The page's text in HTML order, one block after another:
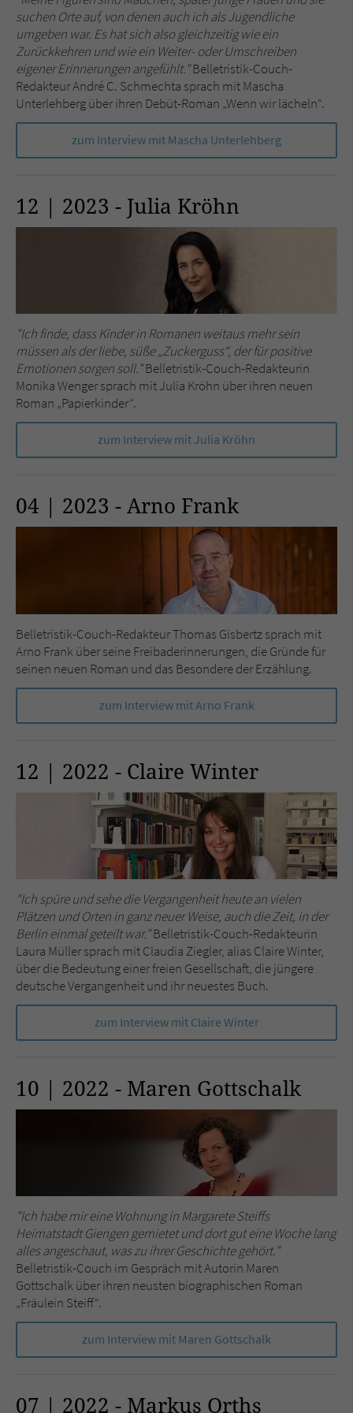
suchen Orte auf, von denen auch ich als Jugendliche
umgeben war. Es hat sich also gleichzeitig wie ein
Zurückkehren und wie ein Weiter- oder Umschreiben
eigener Erinnerungen angefühlt."Belletristik-Couch-
Redakteur André C. Schmechta sprach mit Mascha
Unterlehberg über ihren Debüt-Roman „Wenn wir lächeln“.
zum Interview mit Mascha Unterlehberg
12 | 2023 - Julia Kröhn
"Ich finde, dass Kinder in Romanen weitaus mehr sein
müssen als der liebe, süße „Zuckerguss“, der für positive
Emotionen sorgen soll."Belletristik-Couch-Redakteurin
Monika Wenger sprach mit Julia Kröhn über ihren neuen
Roman „Papierkinder“.
zum Interview mit Julia Kröhn
04 | 2023 - Arno Frank
Belletristik-Couch-Redakteur Thomas Gisbertz sprach mit
Arno Frank über seine Freibaderinnerungen, die Gründe für
seinen neuen Roman und das Besondere der Erzählung.
zum Interview mit Arno Frank
12 | 2022 - Claire Winter
"Ich spüre und sehe die Vergangenheit heute an vielen
Plätzen und Orten in ganz neuer Weise, auch die Zeit, in der
Berlin einmal geteilt war."Belletristik-Couch-Redakteurin
Laura Müller sprach mit Claudia Ziegler, alias Claire Winter,
über die Bedeutung einer freien Gesellschaft, die jüngere
deutsche Vergangenheit und ihr neuestes Buch.
zum Interview mit Claire Winter
10 | 2022 - Maren Gottschalk
"Ich habe mir eine Wohnung in Margarete Steiffs
Heimatstadt Giengen gemietet und dort gut eine Woche lang
alles angeschaut, was zu ihrer Geschichte gehört."
Belletristik-Couch im Gespräch mit Autorin Maren
Gottschalk über ihren neusten biographischen Roman
„Fräulein Steiff“.
zum Interview mit Maren Gottschalk
07 | 2022 - Markus Orths
Name tx_pwcomments_ahash
Anbieter Literatur-Couch Medien GmbH & Co. KG
Laufzeit 1 Jahr
Cookie für Kommentare einzelner Buchtitel
Name fe_typo_user
Literatur-Couch Medien GmbH & Co. KG
Zweck
Dieses Cookie gewährleistet die
Benutzer. Es wird benötigt um z. B. den
Sicherheitscode des Kontaktformulars zu
überprüfen.